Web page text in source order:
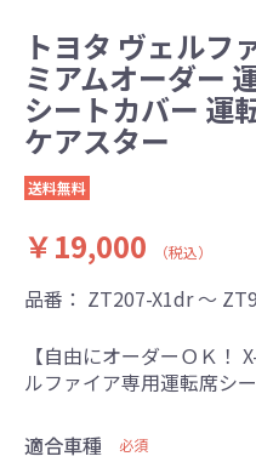
トヨタ ヴェルフ
ミアムオーダー
シートカバー
ケアスター
送料無料
￥19,000 （税込）
品番： ZT207-X1dr ～
【自由にオーダーＯＫ！
ルファイア専用運転席シ
適合車種 必須